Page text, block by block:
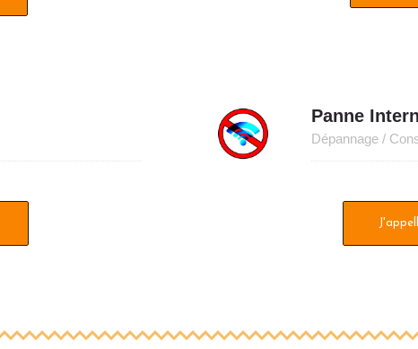
Panne
Dépannage /